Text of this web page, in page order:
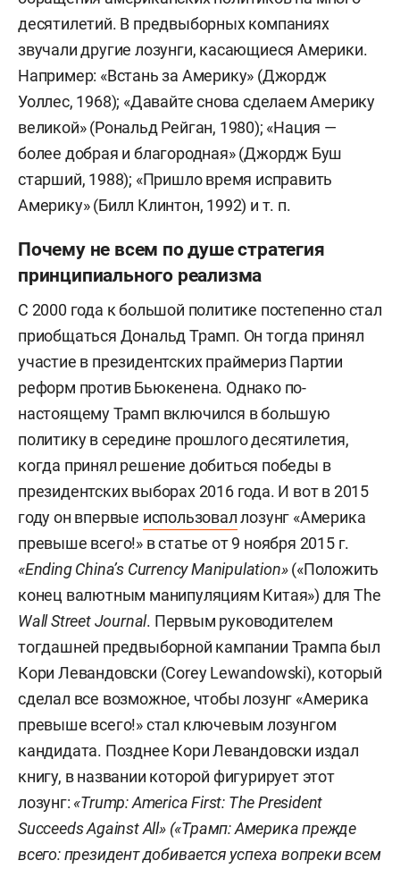
десятилетий. В предвыборных компаниях
звучали другие лозунги, касающиеся Америки.
Например: «Встань за Америку» (Джордж
Уоллес, 1968); «Давайте снова сделаем Америку
великой» (Рональд Рейган, 1980); «Нация —
более добрая и благородная» (Джордж Буш
старший, 1988); «Пришло время исправить
Америку» (Билл Клинтон, 1992) и т. п.
Почему не всем по душе стратегия
принципиального реализма
С 2000 года к большой политике постепенно стал
приобщаться Дональд Трамп. Он тогда принял
участие в президентских праймериз Партии
реформ против Бьюкенена. Однако по-
настоящему Трамп включился в большую
политику в середине прошлого десятилетия,
когда принял решение добиться победы в
президентских выборах 2016 года. И вот в 2015
году он впервые использоваллозунг «Америка
превыше всего!» в статье от 9 ноября 2015 г.
«Ending China’s Currency Manipulation»(«Положить
конец валютным манипуляциям Китая») для The
Wall Street Journal. Первым руководителем
тогдашней предвыборной кампании Трампа был
Кори Левандовски (Corey Lewandowski), который
сделал все возможное, чтобы лозунг «Америка
превыше всего!» стал ключевым лозунгом
кандидата. Позднее Кори Левандовски издал
книгу, в названии которой фигурирует этот
лозунг: «Trump: America First: The President
Succeeds Against All» («Трамп: Америка прежде
всего: президент добивается успеха вопреки всем